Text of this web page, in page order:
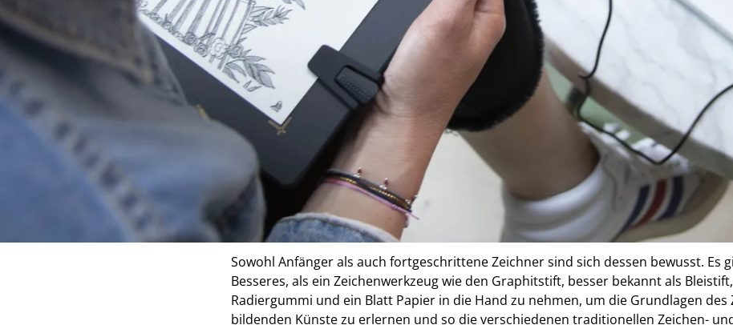
Sehr oft wird das digitale Zeichnendem traditionellen Zeichnen gegenübergestellt.
nicht notwendig, und Zeichner, Illustratoren und Grafikdesigner haben das sehr
Digitales Zeichnen kann als echte Ergänzung zum traditionellen Zeichnen gesehen
lassen sich diese beiden Sichtweisen auf das Zeichnen mischen und ergänzen? Es
zahlreiche Werkzeuge, um sich in beiden Registern leicht entfalten zu können!
Digital und traditionell? Welche
bieten sie?
Der Komfort der traditionellen Skizze.
Sowohl Anfänger als auch fortgeschrittene Zeichner sind sich dessen bewusst. Es
Besseres, als ein Zeichenwerkzeug wie den Graphitstift, besser bekannt als
Radiergummi und ein Blatt Papier in die Hand zu nehmen, um die Grundlagen des
bildenden Künste zu erlernen und so die verschiedenen traditionellen Zeichen-